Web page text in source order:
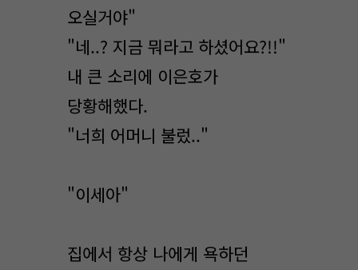
오실거야"
"네..? 지금 뭐라고 하셨어요?!!"
내 큰 소리에 이은호가
당황해했다.
"너희 어머니 불렀.."
"이세아"
집에서 항상 나에게 욕하던